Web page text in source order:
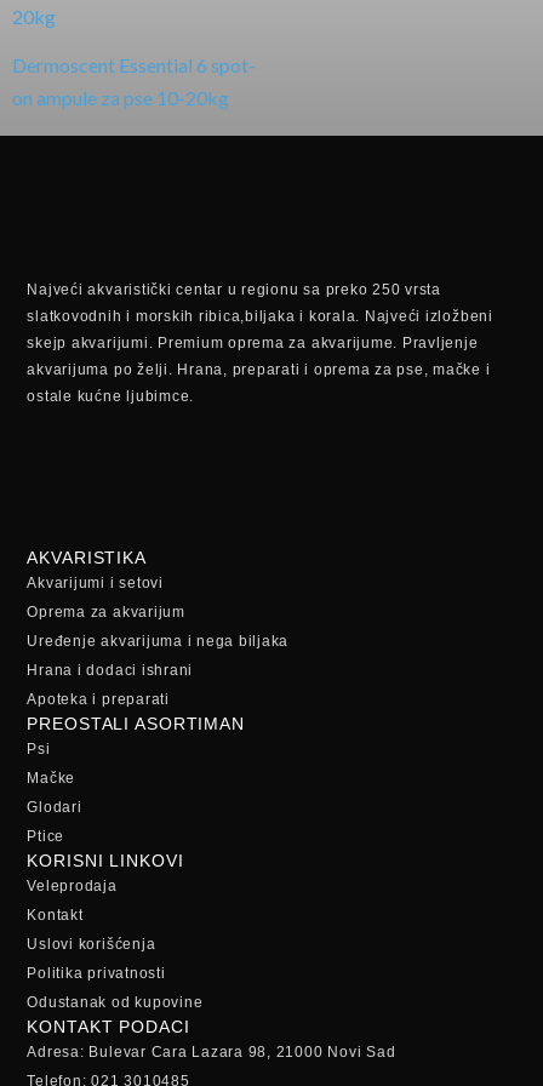
Dermoscent Essential 6 spot-
on ampule za pse 10-20kg
Najveći akvaristički centar u regionu sa preko 250 vrsta
slatkovodnih i morskih ribica,biljaka i korala. Najveći izložbeni
skejp akvarijumi. Premium oprema za akvarijume. Pravljenje
akvarijuma po želji. Hrana, preparati i oprema za pse, mačke i
ostale kućne ljubimce.
AKVARISTIKA
Akvarijumi i setovi
Oprema za akvarijum
Uređenje akvarijuma i nega biljaka
Hrana i dodaci ishrani
Apoteka i preparati
PREOSTALI ASORTIMAN
Psi
Mačke
Glodari
Ptice
KORISNI LINKOVI
Veleprodaja
Kontakt
Uslovi korišćenja
Politika privatnosti
Odustanak od kupovine
KONTAKT PODACI
Adresa: Bulevar Cara Lazara 98, 21000 Novi Sad
Telefon: 021 3010485